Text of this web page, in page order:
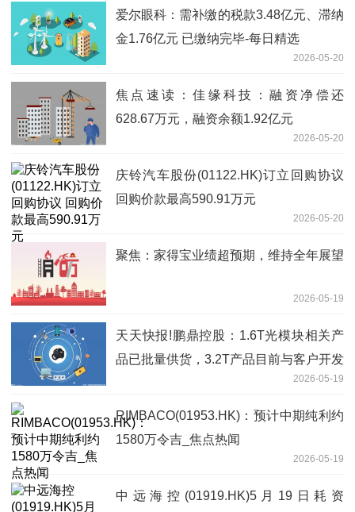
爱尔眼科：需补缴的税款3.48亿元、滞纳
金1.76亿元 已缴纳完毕-每日精选
2026-05-20
焦点速读：佳缘科技：融资净偿还
628.67万元，融资余额1.92亿元
2026-05-20
庆铃汽车股份(01122.HK)订立回购协议
回购价款最高590.91万元
2026-05-20
聚焦：家得宝业绩超预期，维持全年展望
2026-05-19
天天快报!鹏鼎控股：1.6T光模块相关产
品已批量供货，3.2T产品目前与客户开发
2026-05-19
RIMBACO(01953.HK)：预计中期纯利约
1580万令吉_焦点热闻
2026-05-19
中远海控(01919.HK)5月19日耗资